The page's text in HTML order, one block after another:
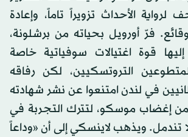
الأحداث تزويراً تاماً، وإعادة
فرّ أورويل بحياته من برشلونة،
قوة اغتيالات سوفياتية خاصة
التروتسكيين، لكن رفاقه
في لندن امتنعوا عن نشر شهادته
إغضاب موسكو، لتترك التجربة في
تندمل. ويذهب لاينسكي إلى أن «وداعاً